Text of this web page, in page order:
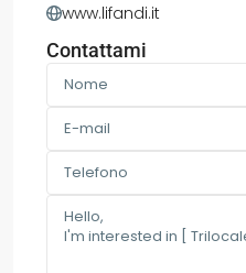
www.lifandi.it
Contattami